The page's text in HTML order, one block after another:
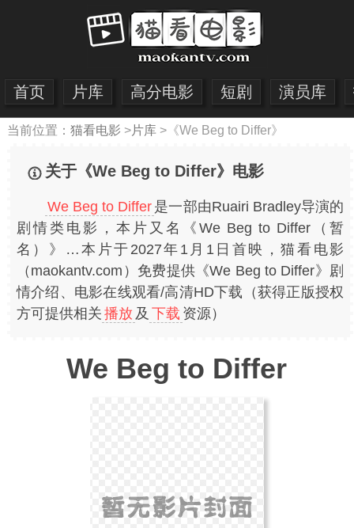
首页 片库 高分电影 短剧 演员库
当前位置： 猫看电影 >片库>《We Beg to Differ》
关于《We Beg to Differ》电影
We Beg to Differ 是一部由Ruairi Bradley导演的
剧情类电影，本片又名《We Beg to Differ（暂
名）》…本片于2027年1月1日首映，猫看电影
（maokantv.com）免费提供《We Beg to Differ》剧
情介绍、电影在线观看/高清HD下载（获得正版授权
方可提供相关 播放 及 下载 资源）
We Beg to Differ